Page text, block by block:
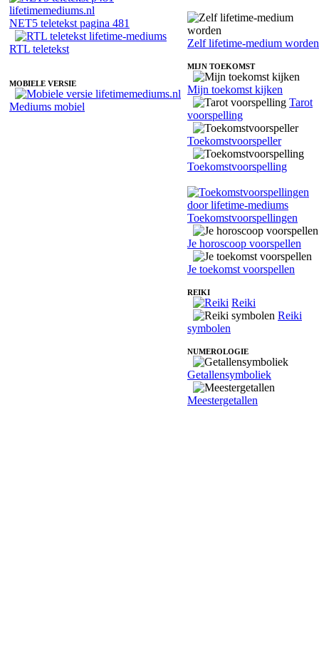
NET5 teletekst pagina 481
RTL teletekst
MOBIELE VERSIE
Mediums mobiel
Zelf lifetime-medium worden
MIJN TOEKOMST
Mijn toekomst kijken
Tarot
voorspelling
Toekomstvoorspeller
Toekomstvoorspelling
Toekomstvoorspellingen
Je horoscoop voorspellen
Je toekomst voorspellen
REIKI
Reiki
Reiki
symbolen
NUMEROLOGIE
Getallensymboliek
Meestergetallen